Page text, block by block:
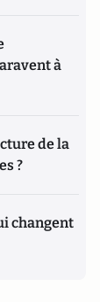
à
de la
?
changent